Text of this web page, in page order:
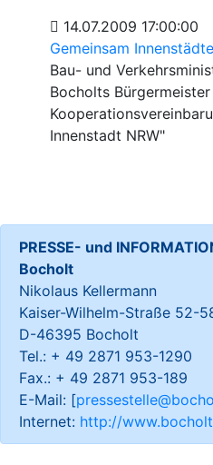
14.07.2009 17:00:00
Gemeinsam
Bau- und
Bocholts
Innenstadt NRW"
PRESSE- und
Bocholt
Nikolaus Kellermann
Kaiser-Wilhelm-Straße 52-
D-46395 Bocholt
Tel.: + 49 2871 953-1290
Fax.: + 49 2871 953-189
E-Mail: [
Internet: http://